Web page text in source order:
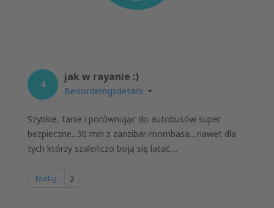
4
jak w rayanie :)
Beoordelingsdetails
Szybkie, tanie i porównując do autobusów super
bezpieczne...30 min z zanzibar-mombasa....nawet dla
tych którzy szaleńczo boją się latać....
Nuttig 2